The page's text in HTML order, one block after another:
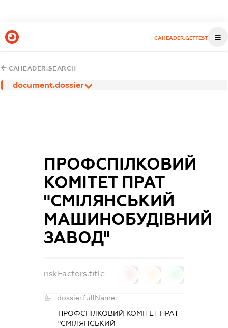
CAHEADER.GETTEST
CAHEADER.SEARCH
document.dossier
ПРОФСПІЛКОВИЙ
КОМІТЕТ ПРАТ
"СМІЛЯНСЬКИЙ
МАШИНОБУДІВНИЙ
ЗАВОД"
riskFactors.title
dossier.fullName:
ПРОФСПІЛКОВИЙ КОМІТЕТ ПРАТ
"СМІЛЯНСЬКИЙ